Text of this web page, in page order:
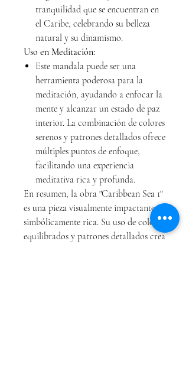
tranquilidad que se encuentran en
el Caribe, celebrando su belleza
natural y su dinamismo.
Uso en Meditación:
Este mandala puede ser una
herramienta poderosa para la
meditación, ayudando a enfocar la
mente y alcanzar un estado de paz
interior. La combinación de colores
serenos y patrones detallados ofrece
múltiples puntos de enfoque,
facilitando una experiencia
meditativa rica y profunda.
En resumen, la obra "Caribbean Sea 1"
es una pieza visualmente impactante y
simbólicamente rica. Su uso de colores
equilibrados y patrones detallados crea